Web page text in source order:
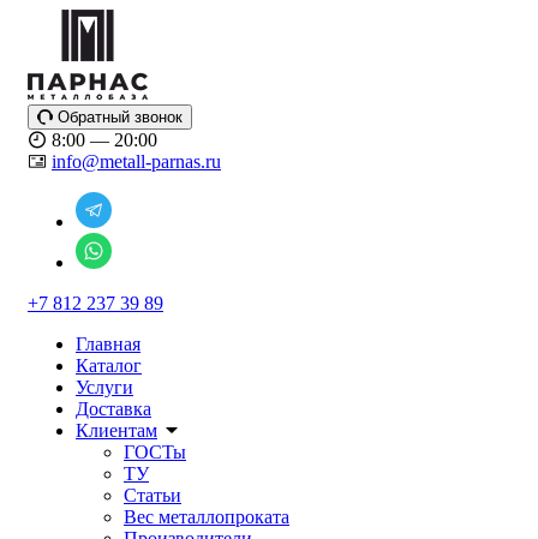
Обратный звонок
8:00 — 20:00
info@metall-parnas.ru
+7 812 237 39 89
Главная
Каталог
Услуги
Доставка
Клиентам
ГОСТы
ТУ
Статьи
Вес металлопроката